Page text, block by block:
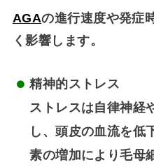
AGAの進行速度や発症
く影響します。
精神的ストレス
ストレスは自律神経
し、頭皮の血流を低
素の増加により毛母